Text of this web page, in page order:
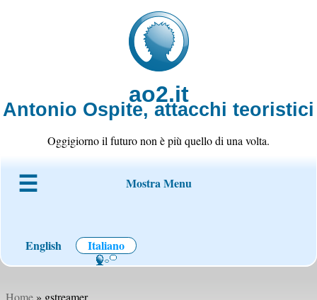
ao2.it
Antonio Ospite, attacchi teoristici
Oggigiorno il futuro non è più quello di una volta.
Mostra Menu
English Italiano
Home» gstreamer